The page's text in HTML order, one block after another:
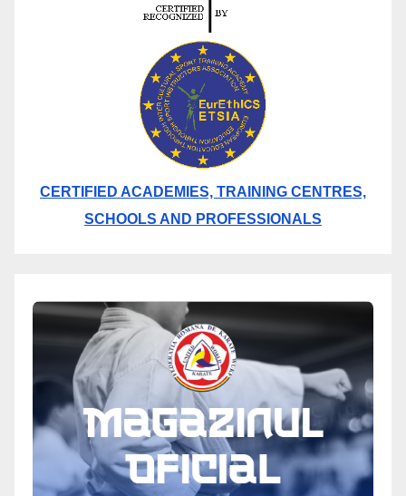
CERTIFIED ACADEMIES, TRAINING CENTRES,
SCHOOLS AND PROFESSIONALS